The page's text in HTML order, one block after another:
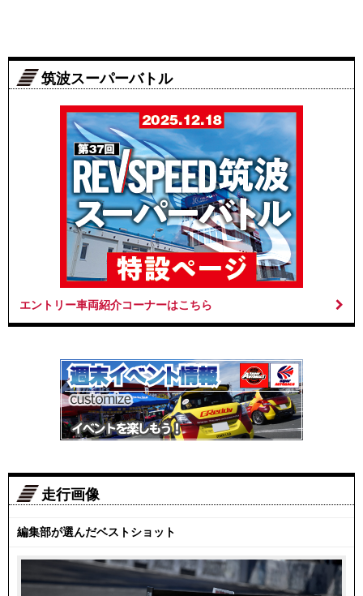
筑波スーパーバトル
エントリー車両紹介コーナーはこちら
走行画像
編集部が選んだベストショット